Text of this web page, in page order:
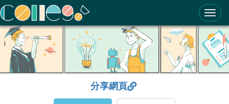
ColleGo! 大學選才與高中育才輔助系統
分享網頁